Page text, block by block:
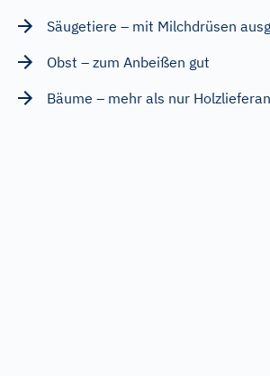
Säugetiere – mit Milchdrüsen
Obst – zum Anbeißen gut
Bäume – mehr als nur